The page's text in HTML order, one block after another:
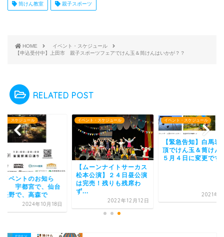
筒けん教室 親子スポーツ
HOME
イベント・スケジュール
【申込受付中】上田市 親子スポーツフェアでけん玉＆筒けんはいかが？？
RELATED POST
ト・スケジュール
イベントのお知ら
宇都宮で、仙台
長野で、高森で
2024年10月18日
イベント・スケジュール
【ムーンナイトサーカス
松本公演】２４日昼公演
は完売！残りも残席わ
ず...
2022年12月12日
イベント・スケジュール
【緊急告知】白馬岩
頂でけん玉＆筒け
５月４日に変更です
2021年5